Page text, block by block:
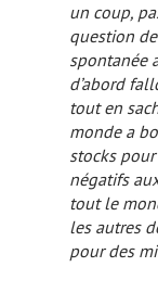
un coup,
question
spontanée
d’abord
tout en
monde a
stocks
négatifs
tout le
les autres
pour des